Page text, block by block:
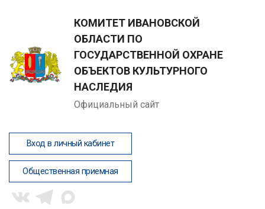
КОМИТЕТ ИВАНОВСКОЙ
ОБЛАСТИ ПО
ГОСУДАРСТВЕННОЙ ОХРАНЕ
ОБЪЕКТОВ КУЛЬТУРНОГО
НАСЛЕДИЯ
Официальный сайт
Вход в личный кабинет
Общественная приемная